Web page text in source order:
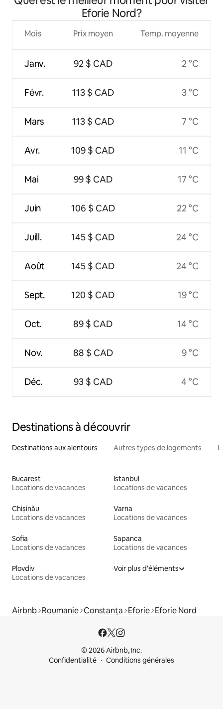
Eforie Nord?
Mois
Janv.
Févr.
Mars
Avr.
Mai
Juin
Juill.
Août
Sept.
Oct.
Nov.
Déc.
Prix moyen
92 $ CAD
113 $ CAD
113 $ CAD
109 $ CAD
99 $ CAD
106 $ CAD
145 $ CAD
145 $ CAD
120 $ CAD
89 $ CAD
88 $ CAD
93 $ CAD
Temp. moyenne
2 °C
3 °C
7 °C
11 °C
17 °C
22 °C
24 °C
24 °C
19 °C
14 °C
9 °C
4 °C
Destinations à découvrir
Destinations aux alentours Autres types de logements
Bucarest
Locations de vacances
Istanbul
Locations de vacances
Chișinău
Locations de vacances
Varna
Locations de vacances
Sofia
Locations de vacances
Sapanca
Locations de vacances
Plovdiv
Locations de vacances
Voir plus d'éléments
Airbnb Roumanie Constanța Eforie Eforie Nord
© 2026 Airbnb, Inc.
Confidentialité
Conditions générales